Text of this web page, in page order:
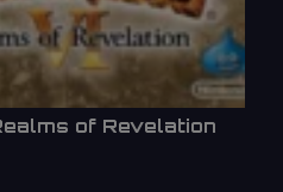
of Revelation